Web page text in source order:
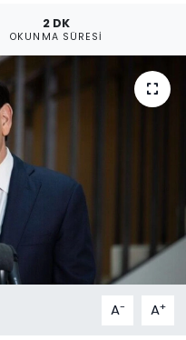
2 DK
OKUNMA SÜRESI
A- A+